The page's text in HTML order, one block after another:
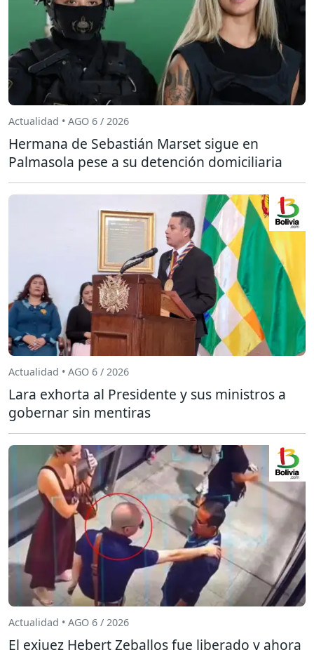
Actualidad • AGO 6 / 2026
Hermana de Sebastián Marset sigue en
Palmasola pese a su detención domiciliaria
Actualidad • AGO 6 / 2026
Lara exhorta al Presidente y sus ministros a
gobernar sin mentiras
Actualidad • AGO 6 / 2026
El exjuez Hebert Zeballos fue liberado y ahora